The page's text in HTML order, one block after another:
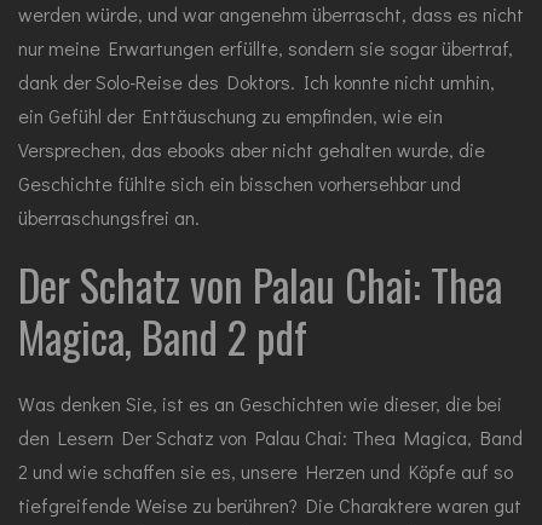
werden würde, und war angenehm überrascht, dass es nicht
nur meine Erwartungen erfüllte, sondern sie sogar übertraf,
dank der Solo-Reise des Doktors. Ich konnte nicht umhin,
ein Gefühl der Enttäuschung zu empfinden, wie ein
Versprechen, das ebooks aber nicht gehalten wurde, die
Geschichte fühlte sich ein bisschen vorhersehbar und
überraschungsfrei an.
Der Schatz von Palau Chai: Thea
Magica, Band 2 pdf
Was denken Sie, ist es an Geschichten wie dieser, die bei
den Lesern Der Schatz von Palau Chai: Thea Magica, Band
2 und wie schaffen sie es, unsere Herzen und Köpfe auf so
tiefgreifende Weise zu berühren? Die Charaktere waren gut